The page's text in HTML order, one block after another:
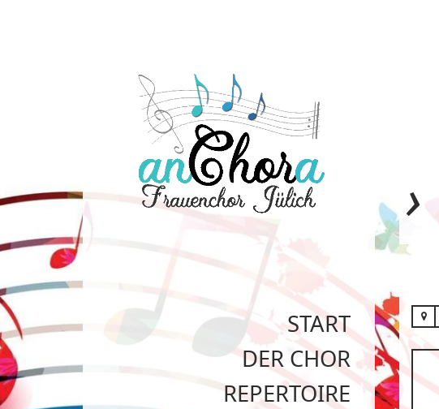
START
DER CHOR
REPERTOIRE